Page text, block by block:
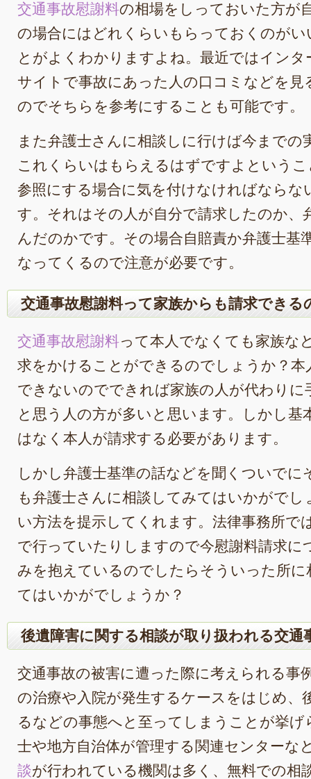
交通事故慰謝料の相場をしっておいた方が
の場合にはどれくらいもらっておくのが
とがよくわかりますよね。最近ではイン
サイトで事故にあった人の口コミなどを見
のでそちらを参考にすることも可能です。
また弁護士さんに相談しに行けば今までの
これくらいはもらえるはずですよという
参照にする場合に気を付けなければならな
す。それはその人が自分で請求したのか、
んだのかです。その場合自賠責か弁護士基
なってくるので注意が必要です。
交通事故慰謝料って家族からも請求できる
交通事故慰謝料って本人でなくても家族な
求をかけることができるのでしょうか？本
できないのでできれば家族の人が代わりに
と思う人の方が多いと思います。しかし基
はなく本人が請求する必要があります。
しかし弁護士基準の話などを聞くついでに
も弁護士さんに相談してみてはいかがでし
い方法を提示してくれます。法律事務所で
で行っていたりしますので今慰謝料請求に
みを抱えているのでしたらそういった所に
てはいかがでしょうか？
後遺障害に関する相談が取り扱われる交通
交通事故の被害に遭った際に考えられる事
の治療や入院が発生するケースをはじめ、
るなどの事態へと至ってしまうことが挙げ
士や地方自治体が管理する関連センターな
談が行われている機関は多く、無料での相